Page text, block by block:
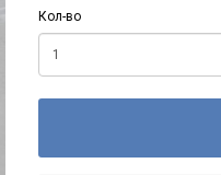
Кол-во